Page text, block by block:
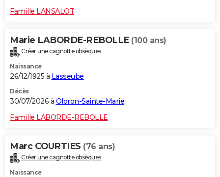
CARTE DE VOEUX
Dictionnaire
Biographies
Citations
Expressions
Proverbes
PROGRAMME TV
COPAINS D'AVANT
S'inscrire
Se connecter
Lycées
Collèges
Primaires
Universités
Entreprises
Service militaire
Avis de recherche
AVIS DE DÉCÈS
Famille LANSALOT
Marie LABORDE-REBOLLE (100 ans)
Créer une cagnotte obsèques
Naissance
26/12/1925 à Lasseube
Décès
30/07/2026 à Oloron-Sainte-Marie
Famille LABORDE-REBOLLE
Marc COURTIES (76 ans)
Créer une cagnotte obsèques
Naissance